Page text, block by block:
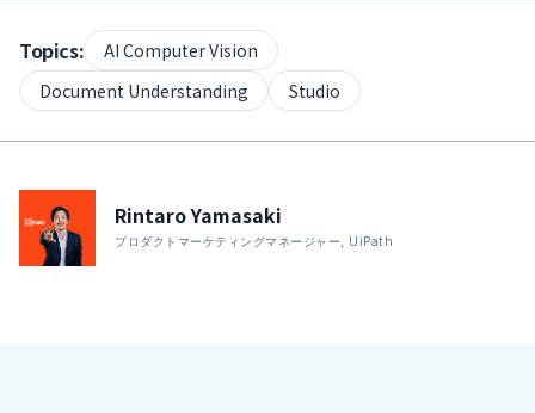
Topics:
AI Computer Vision
Document Understanding
Studio
RintaroYamasaki
プロダクトマーケティングマネージャー UiPath